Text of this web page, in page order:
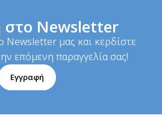
στο Newsletter
Newsletter μας και κερδίστε
επόμενη παραγγελία σας!
Εγγραφή